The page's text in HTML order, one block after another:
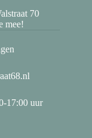
70
mee!
17:00 uur